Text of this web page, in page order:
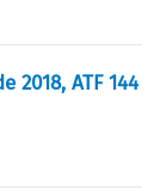
2018, ATF 144